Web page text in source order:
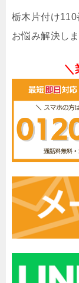
栃木片付け
お悩み解決し
＼